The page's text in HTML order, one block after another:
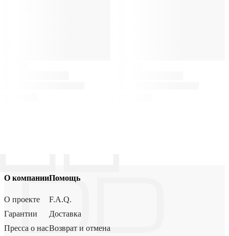
О компании
О проекте
Гарантии
Пресса о нас
Помощь
F.A.Q.
Доставка
Возврат и отмена